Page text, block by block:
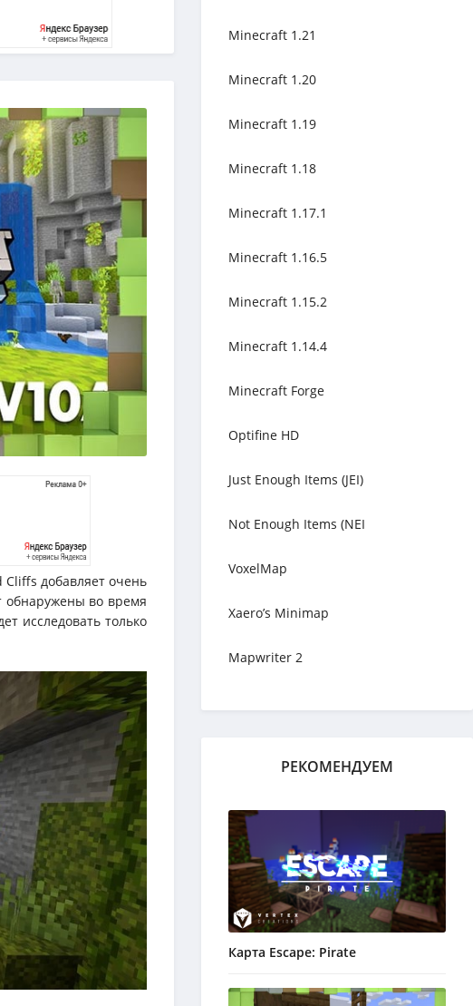
добавляет очень
обнаружены во время
исследовать только
Minecraft 1.21
Minecraft 1.20
Minecraft 1.19
Minecraft 1.18
Minecraft 1.17.1
Minecraft 1.16.5
Minecraft 1.15.2
Minecraft 1.14.4
Minecraft Forge
Optifine HD
Just Enough Items (JEI)
Not Enough Items (NEI
VoxelMap
Xaero’s Minimap
Mapwriter 2
РЕКОМЕНДУЕМ
Карта Escape: Pirate